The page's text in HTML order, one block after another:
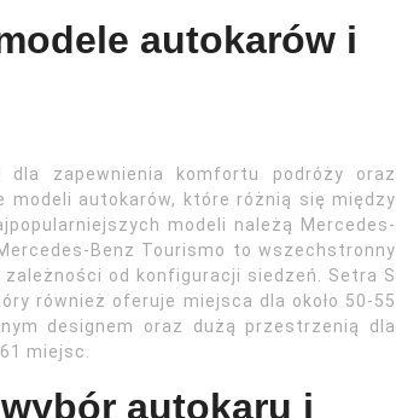
autokarów i
dla zapewnienia komfortu podróży oraz
autokarów, które różnią się między
modeli należą Mercedes-
Benz Tourismo to wszechstronny
od konfiguracji siedzeń. Setra S
również oferuje miejsca dla około 50-55
designem oraz dużą przestrzenią dla
miejsc.
autokaru i